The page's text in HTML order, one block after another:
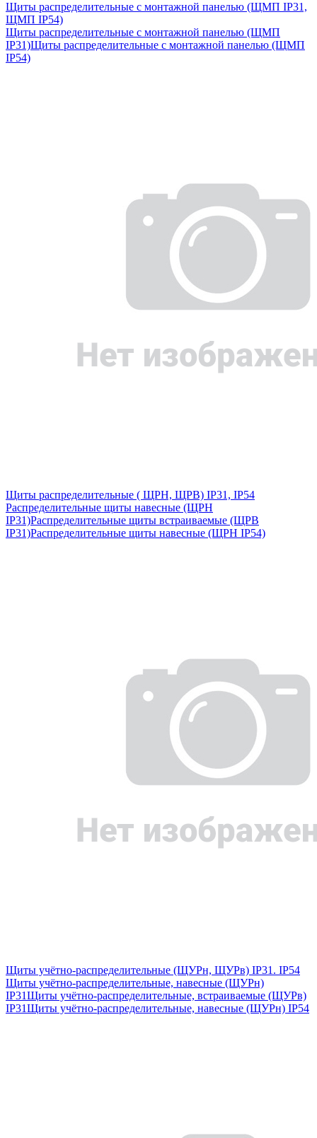
Щиты распределительные с монтажной панелью (ЩМП IP31,
ЩМП IP54)
Щиты распределительные с монтажной панелью (ЩМП
IP31)Щиты распределительные с монтажной панелью (ЩМП
IP54)
Щиты распределительные ( ЩРН, ЩРВ) IP31, IP54
Распределительные щиты навесные (ЩРН
IP31)Распределительные щиты встраиваемые (ЩРВ
IP31)Распределительные щиты навесные (ЩРН IP54)
Щиты учётно-распределительные (ЩУРн, ЩУРв) IP31. IP54
Щиты учётно-распределительные, навесные (ЩУРн)
IP31Щиты учётно-распределительные, встраиваемые (ЩУРв)
IP31Щиты учётно-распределительные, навесные (ЩУРн) IP54